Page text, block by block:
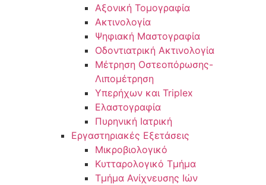
Αξονική Τομογραφία
Ακτινολογία
Ψηφιακή Μαστογραφία
Οδοντιατρική Ακτινολογία
Μέτρηση Οστεοπόρωσης-
Λιπομέτρηση
Υπερήχων και Triplex
Ελαστογραφία
Πυρηνική Ιατρική
Εργαστηριακές Εξετάσεις
Μικροβιολογικό
Κυτταρολογικό Τμήμα
Τμήμα Ανίχνευσης Ιών